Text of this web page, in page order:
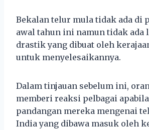
Bekalan telur mula tidak ada di
awal tahun ini namun tidak ada
drastik yang dibuat oleh
untuk menyelesaikannya.
Dalam tinjauan sebelum ini,
memberi reaksi pelbagai
pandangan mereka mengenai
India yang dibawa masuk oleh